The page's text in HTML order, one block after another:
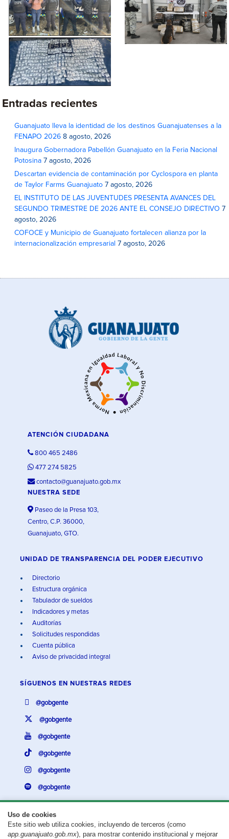
Entradas recientes
Guanajuato lleva la identidad de los destinos Guanajuatenses a la
FENAPO 2026 8 agosto, 2026
Inaugura Gobernadora Pabellón Guanajuato en la Feria Nacional
Potosina 7 agosto, 2026
Descartan evidencia de contaminación por Cyclospora en planta
de Taylor Farms Guanajuato 7 agosto, 2026
EL INSTITUTO DE LAS JUVENTUDES PRESENTA AVANCES DEL
SEGUNDO TRIMESTRE DE 2026 ANTE EL CONSEJO DIRECTIVO 7
agosto, 2026
COFOCE y Municipio de Guanajuato fortalecen alianza por la
internacionalización empresarial 7 agosto, 2026
Uso de cookies
Este sitio web utiliza cookies, incluyendo de terceros (como
app.guanajuato.gob.mx), para mostrar contenido institucional y mejorar
ATENCIÓN CIUDADANA
800 465 2486
477 274 5825
contacto@guanajuato.gob.mx
NUESTRA SEDE
Paseo de la Presa 103,
Centro, C.P. 36000,
Guanajuato, GTO.
UNIDAD DE TRANSPARENCIA DEL PODER EJECUTIVO
Directorio
Estructura orgánica
Tabulador de sueldos
Indicadores y metas
Auditorías
Solicitudes respondidas
Cuenta pública
Aviso de privacidad integral
SÍGUENOS EN NUESTRAS REDES
@gobgente
@gobgente
@gobgente
@gobgente
@gobgente
@gobgente
¿Existe algún problema con esta página?Repórtalo aquí.